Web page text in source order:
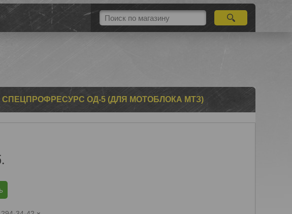
СПЕЦПРОФРЕСУРС ОД-5 (ДЛЯ МОТОБЛОКА МТЗ)